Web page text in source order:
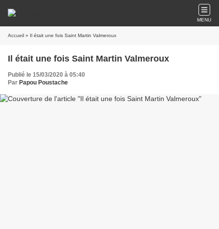
MENU
Accueil » Il était une fois Saint Martin Valmeroux
Il était une fois Saint Martin Valmeroux
Publié le 15/03/2020 à 05:40
Par Papou Poustache